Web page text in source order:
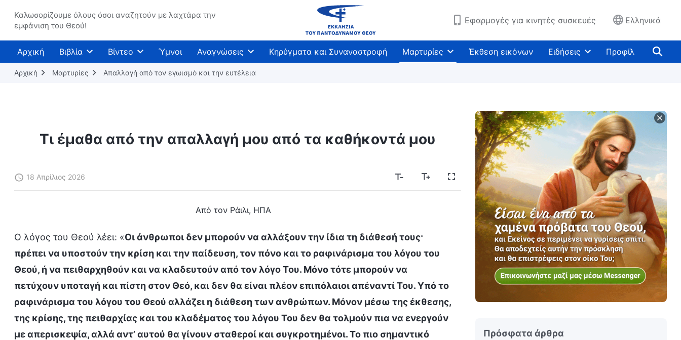
Καλωσορίζουμε όλους όσοι αναζητούν με λαχτάρα την
εμφάνιση του Θεού!
Εφαρμογές για κινητές συσκευές Ελληνικά
Αρχική Βιβλία Βίντεο Ύμνοι Αναγνώσεις Κηρύγματα και Συναναστροφή Μαρτυρίες Έκθεση εικόνων Ειδήσεις Προφίλ
Αρχική Μαρτυρίες Απαλλαγή από τον εγωισμό και την ευτέλεια
Τι έμαθα από την απαλλαγή μου από τα καθήκοντά μου
18 Απρίλιος 2026
Από τον Ράιλι, ΗΠΑ
Ο λόγος του Θεού λέει: «Οι άνθρωποι δεν μπορούν να αλλάξουν την ίδια τη διάθεσή τους·
πρέπει να υποστούν την κρίση και την παίδευση, τον πόνο και το ραφινάρισμα του λόγου του
Θεού, ή να πειθαρχηθούν και να κλαδευτούν από τον λόγο Του. Μόνο τότε μπορούν να
πετύχουν υποταγή και πίστη στον Θεό, και δεν θα είναι πλέον επιπόλαιοι απέναντί Του. Υπό το
ραφινάρισμα του λόγου του Θεού αλλάζει η διάθεση των ανθρώπων. Μόνον μέσω της έκθεσης,
της κρίσης, της πειθαρχίας και του κλαδέματος του λόγου Του δεν θα τολμούν πια να ενεργούν
με απερισκεψία, αλλά αντ’ αυτού θα γίνουν σταθεροί και συγκροτημένοι. Το πιο σημαντικό
Πρόσφατα άρθρα